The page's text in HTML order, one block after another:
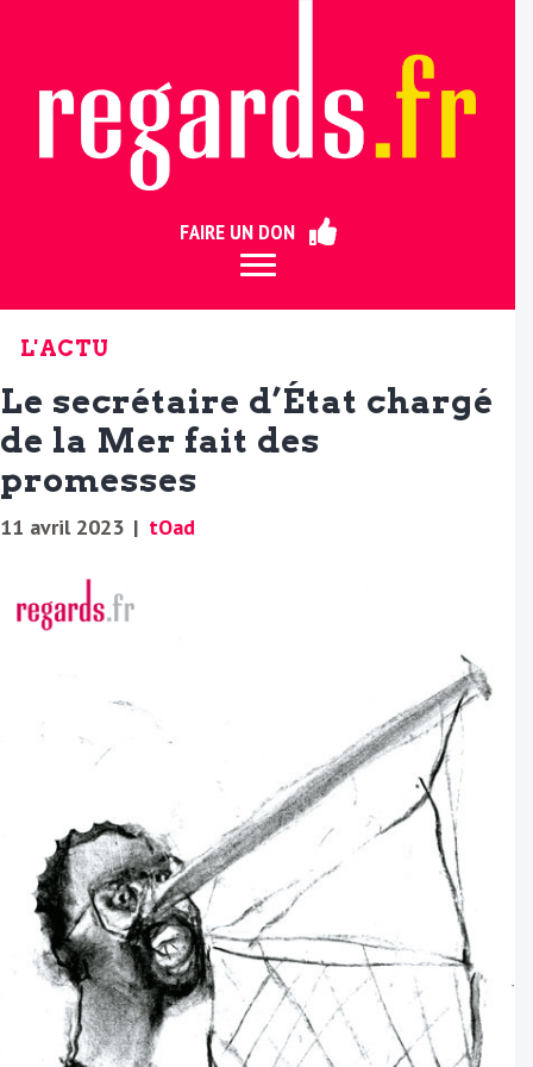
FAIRE UN DON
L'ACTU
Le secrétaire d’État chargé
de la Mer fait des
promesses
11 avril 2023 | tOad